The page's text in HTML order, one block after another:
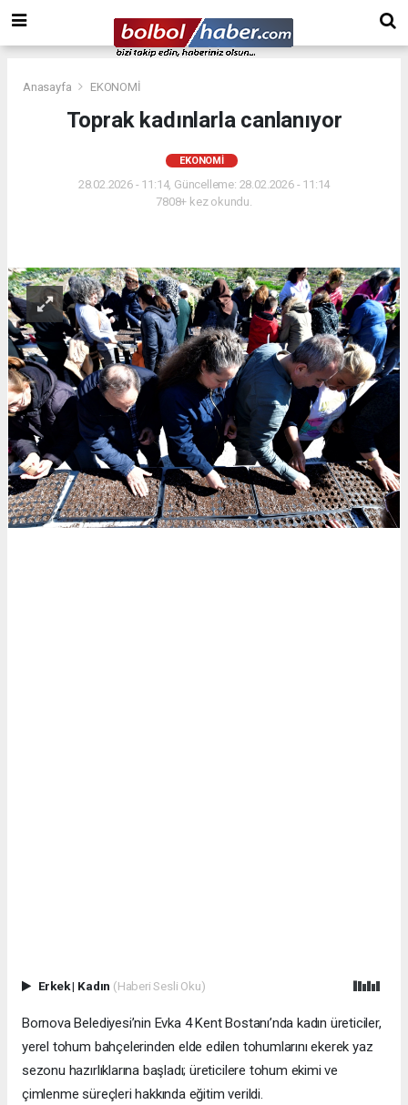
Anasayfa EKONOMİ
Toprak kadınlarla canlanıyor
EKONOMİ
28.02.2026 - 11:14, Güncelleme: 28.02.2026 - 11:14
7808+ kez okundu.
Erkek| Kadın (Haberi Sesli Oku)
Bornova Belediyesi’nin Evka 4 Kent Bostanı’nda kadın üreticiler,
yerel tohum bahçelerinden elde edilen tohumlarını ekerek yaz
sezonu hazırlıklarına başladı; üreticilere tohum ekimi ve
çimlenme süreçleri hakkında eğitim verildi.